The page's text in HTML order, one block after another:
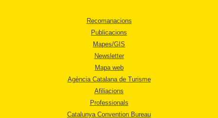
Recomanacions
Publicacions
Mapes/GIS
Newsletter
Mapa web
Agència Catalana de Turisme
Afiliacions
Professionals
Catalunya Convention Bureau